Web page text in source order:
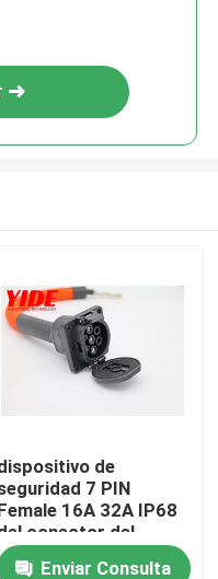
de
7 PIN
16A 32A IP68
conector del
eléctrico de
Enviar Consulta